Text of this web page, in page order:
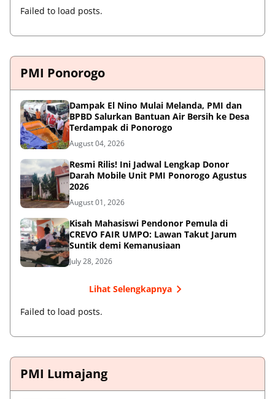
Failed to load posts.
PMI Ponorogo
Dampak El Nino Mulai Melanda, PMI dan
BPBD Salurkan Bantuan Air Bersih ke Desa
Terdampak di Ponorogo
August 04, 2026
Resmi Rilis! Ini Jadwal Lengkap Donor
Darah Mobile Unit PMI Ponorogo Agustus
2026
August 01, 2026
Kisah Mahasiswi Pendonor Pemula di
CREVO FAIR UMPO: Lawan Takut Jarum
Suntik demi Kemanusiaan
July 28, 2026
Lihat Selengkapnya
Failed to load posts.
PMI Lumajang